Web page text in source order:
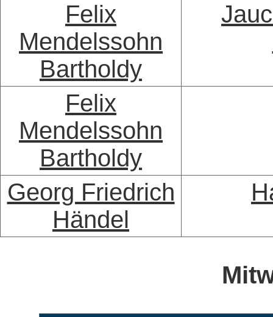
Felix
Mendelssohn
Bartholdy
Felix
Mendelssohn
Bartholdy
Georg Friedrich
Händel